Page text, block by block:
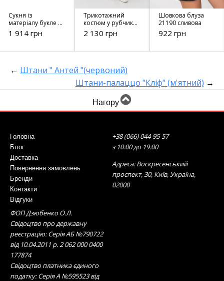
Сукня із
матеріалу букле з
люрексовою
ніттю 51431
1 914 грн
Трикотажний
костюм у рубчик -
23015 кремовий
2 130 грн
Шовкова блуза
21190 сливова
922 грн
← Штани " Антей "(червоний)
Штани-палаццо "Кліф" (м'ятний) →
Нагору
Головна
Блог
Доставка
Повернення замовлень
Бренди
Контакти
Відгуки
+38 (066) 044-95-57
з 10:00 до 19:00
Адреса: Воскресенський
проспект, 30, Київ, Україна,
02000
ФОП Дзюбенко О.Л.
Свідоцтво про державну
реєстрацію: Серія АБ №790722
від 10.04.2011 р. 2 062 000 0400
177874
Свідоцтво платника єдиного
податку: Серія А №595523 від